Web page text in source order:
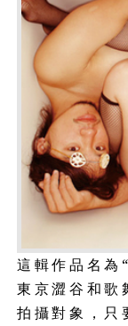
這輯作品名為
東京澀谷和歌
拍攝對象，只